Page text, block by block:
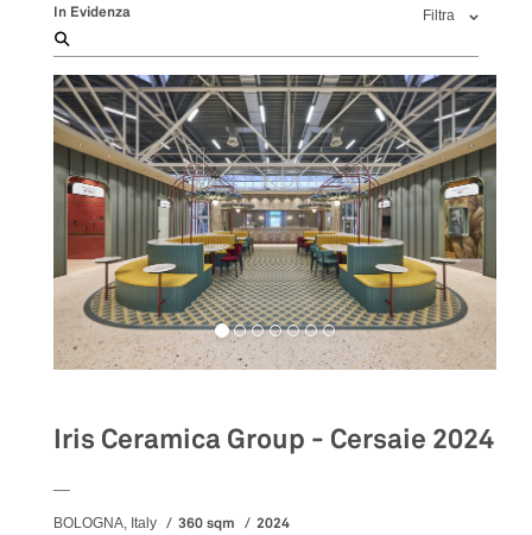
In Evidenza Filtra
Iris Ceramica Group - Cersaie 2024
BOLOGNA, Italy 360 sqm 2024